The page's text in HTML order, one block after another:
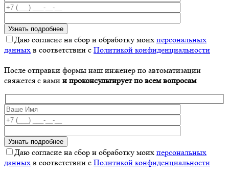
Даю согласие на сбор и обработку моих персональных
данных в соответствии с Политикой конфиденциальности
После отправки формы наш инженер по автоматизации
свяжется с вами и проконсультирует по всем вопросам
Даю согласие на сбор и обработку моих персональных
данных в соответствии с Политикой конфиденциальности